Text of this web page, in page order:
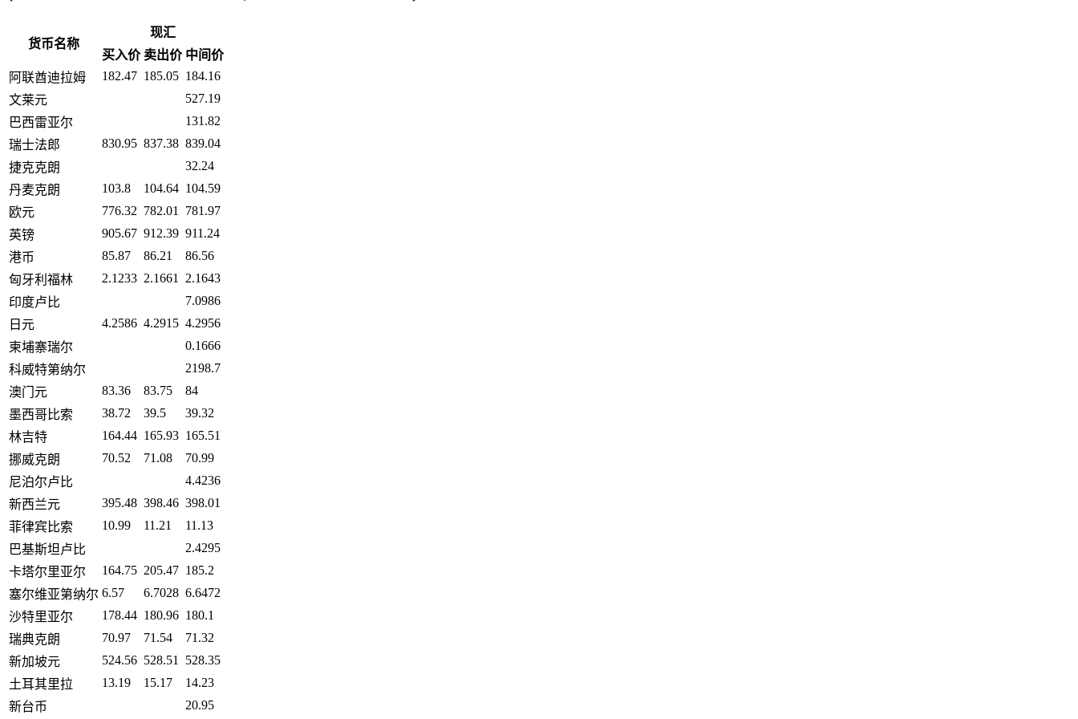
货币名称
现汇
买入价 卖出价 中间价
阿联酋迪拉姆
182.47 185.05 184.16
文莱元
527.19
巴西雷亚尔
131.82
瑞士法郎
830.95 837.38 839.04
捷克克朗
32.24
丹麦克朗
103.8 104.64 104.59
欧元
776.32 782.01
781.97
英镑
905.67 912.39 911.24
港币
85.87 86.21
86.56
匈牙利福林
2.1233 2.1661
2.1643
印度卢比
7.0986
日元
4.2586 4.2915 4.2956
柬埔寨瑞尔
0.1666
科威特第纳尔
2198.7
澳门元
83.36 83.75
84
墨西哥比索
38.72 39.5
39.32
林吉特
164.44 165.93 165.51
挪威克朗
70.52 71.08
70.99
尼泊尔卢比
4.4236
新西兰元
395.48 398.46 398.01
菲律宾比索
10.99 11.21
11.13
巴基斯坦卢比
2.4295
卡塔尔里亚尔
164.75 205.47 185.2
塞尔维亚第纳尔 6.57 6.7028 6.6472
沙特里亚尔
178.44 180.96 180.1
瑞典克朗
70.97 71.54
71.32
新加坡元
524.56 528.51
528.35
土耳其里拉
13.19 15.17
14.23
新台币
20.95